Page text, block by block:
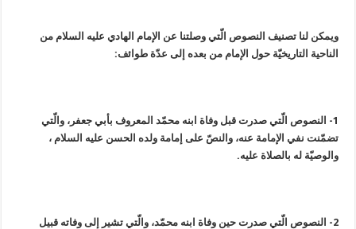
ويمكن لنا تصنيف النصوص الّتي وصلتنا عن الإمام الهادي عليه السلام من
الناحية التاريخيّة حول الإمام من بعده إلى عدّة طوائف:
1- النصوص الّتي صدرت قبل وفاة ابنه محمّد المعروف بأبي جعفر، والّتي
تضمّنت نفي الإمامة عنه، والنصّ على إمامة ولده الحسن عليه السلام ،
والوصيّة له بالصلاة عليه.
2- النصوص الّتي صدرت حين وفاة ابنه محمّد، والّتي تشير إلى وفاته قبيل